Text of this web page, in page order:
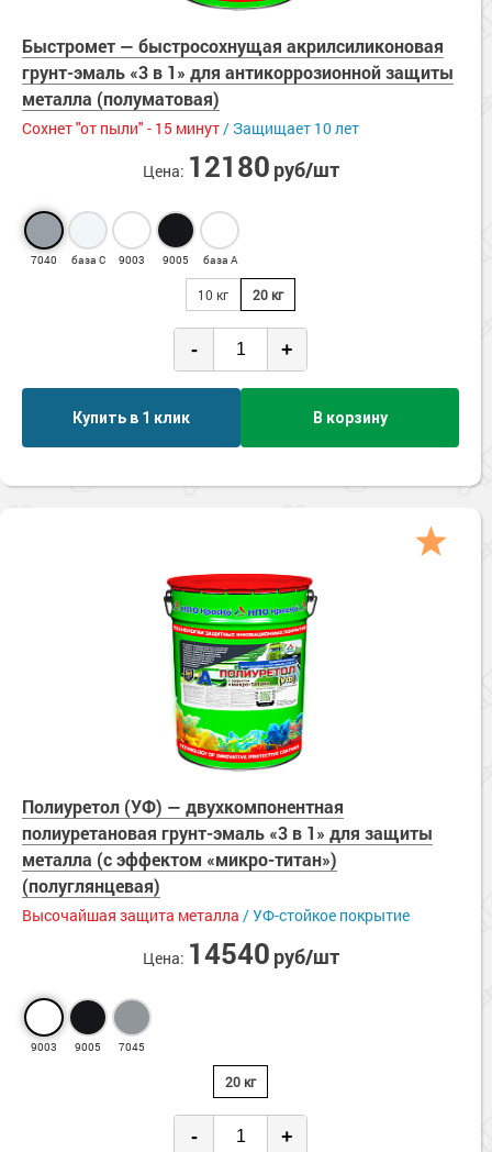
Сопутствующие товары
Морозостойкие краски для металла
Морозостойкие краски для фасада
Сопутствующие товары
Зимнее нанесение
УФ-стойкие
Химстойкие
Экологичные
Энергосберегающие
Быстромет — быстросохнущая акрилсиликоновая
грунт-эмаль «3 в 1» для антикоррозионной защиты
металла (полуматовая)
Сохнет "от пыли" - 15 минут/ Защищает 10 лет
Цена: 12180 руб/шт
7040 база С 9003 9005 база А
10 кг 20 кг
- +
Купить в 1 клик В корзину
Полиуретол (УФ) — двухкомпонентная
полиуретановая грунт-эмаль «3 в 1» для защиты
металла (с эффектом «микро-титан»)
(полуглянцевая)
Высочайшая защита металла / УФ-стойкое покрытие
Цена: 14540 руб/шт
9003 9005 7045
20 кг
- +